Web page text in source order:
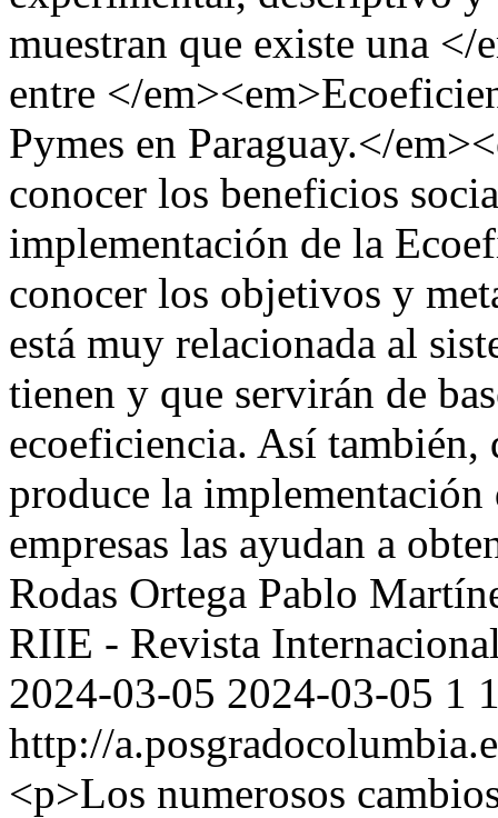
muestran que existe una
entre </
Pymes en Paraguay.</
conocer los beneficios
implementación de la
conocer los objetivos y
está muy relacionada al
tienen y que servirán de
ecoeficiencia. Así también,
produce la
empresas las ayudan a
Rodas Ortega Pablo
RIIE - Revista
2024-03-05 2024-03-05 1
http://
<p>Los numerosos